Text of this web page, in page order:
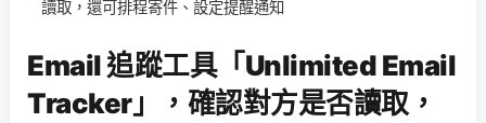
讀取，還可排程寄件、設定提醒通知
Email 追蹤工具「Unlimited Email
Tracker」，確認對方是否讀取，